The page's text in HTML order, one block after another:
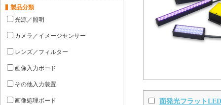
面発光フラット
製品分類
光源／照明
カメラ／イメージセンサー
レンズ／フィルター
画像入力ボード
その他入力装置
画像処理ボード